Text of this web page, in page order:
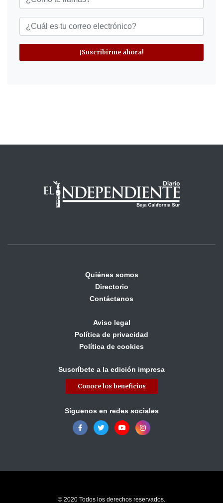
¡Suscribirme ahora!
Quiénes somos
Directorio
Contáctanos
Aviso legal
Política de privacidad
Política de cookies
Suscríbete a la edición impresa
Conoce los beneficios
Síguenos en redes sociales
© 2020 Todos los derechos reservados.